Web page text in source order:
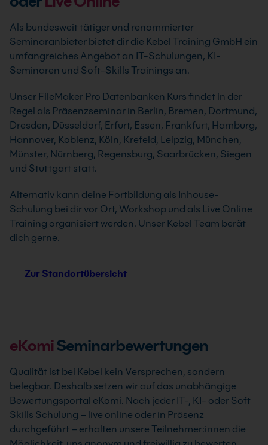
Als bundesweit tätiger und renommierter
Seminaranbieter bietet dir die Kebel Training GmbH ein
umfangreiches Angebot an IT-Schulungen, KI-
Seminaren und Soft-Skills Trainings an.
Unser FileMaker Pro Datenbanken Kurs findet in der
Regel als Präsenzseminar in Berlin, Bremen, Dortmund,
Dresden, Düsseldorf, Erfurt, Essen, Frankfurt, Hamburg,
Hannover, Koblenz, Köln, Krefeld, Leipzig, München,
Münster, Nürnberg, Regensburg, Saarbrücken, Siegen
und Stuttgart statt.
Alternativ kann deine Fortbildung als Inhouse-
Schulung bei dir vor Ort, Workshop und als Live Online
Training organisiert werden. Unser Kebel Team berät
dich gerne.
Zur Standortübersicht
eKomiSeminarbewertungen
Qualität ist bei Kebel kein Versprechen, sondern
belegbar. Deshalb setzen wir auf das unabhängige
Bewertungsportal eKomi. Nach jeder IT-, KI- oder Soft
Skills Schulung – live online oder in Präsenz
durchgeführt – erhalten unsere Teilnehmer:innen die